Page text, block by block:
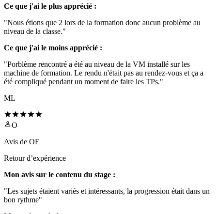
Ce que j'ai le plus apprécié :
"Nous étions que 2 lors de la formation donc aucun problème au
niveau de la classe."
Ce que j'ai le moins apprécié :
"Porblème rencontré a été au niveau de la VM installé sur les
machine de formation. Le rendu n'était pas au rendez-vous et ça a
été compliqué pendant un moment de faire les TPs."
ML
O
Avis de OE
Retour d’expérience
Mon avis sur le contenu du stage :
"Les sujets étaient variés et intéressants, la progression était dans un
bon rythme"